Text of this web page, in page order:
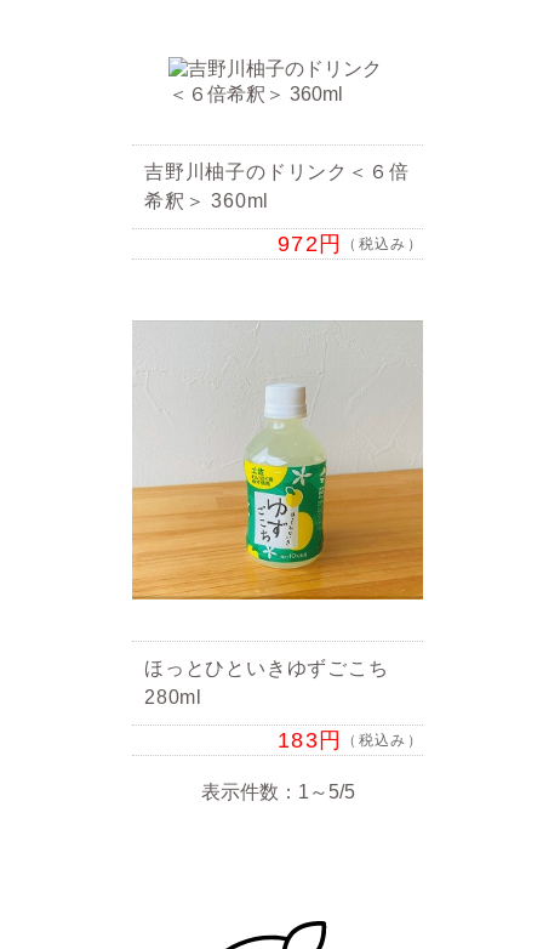
吉野川柚子のドリンク＜６倍
希釈＞ 360ml
972円 （税込み）
ほっとひといきゆずごこち
280ml
183円 （税込み）
表示件数：1～5/5